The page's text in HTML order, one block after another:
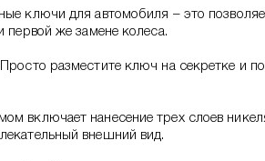
ключи для автомобиля – это
первой же замене колеса.
разместите ключ на секретке и
включает нанесение трех слоев
внешний вид.